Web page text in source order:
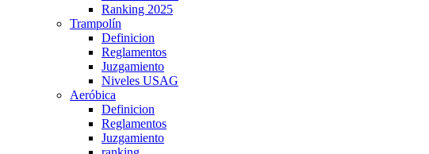
Ranking 2025
Trampolín
Definicion
Reglamentos
Juzgamiento
Niveles USAG
Aeróbica
Definicion
Reglamentos
Juzgamiento